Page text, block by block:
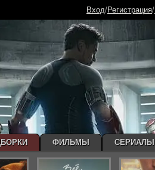
ФИЛЬМЫ СЕРИАЛЫ
Вход/Регистрация/